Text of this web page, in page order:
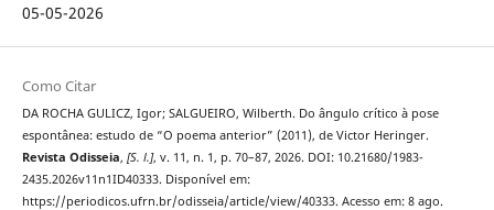
05-05-2026
Como Citar
DA ROCHA GULICZ, Igor; SALGUEIRO, Wilberth. Do ângulo crítico à pose
espontânea: estudo de “O poema anterior” (2011), de Victor Heringer.
Revista Odisseia, [S. l.], v. 11, n. 1, p. 70–87, 2026. DOI: 10.21680/1983-
2435.2026v11n1ID40333. Disponível em:
https://periodicos.ufrn.br/odisseia/article/view/40333. Acesso em: 8 ago.